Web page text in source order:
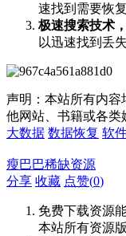
速找到需要恢
极速搜索技术
以迅速找到丢
声明：本站所有内容
他网站、书籍或各类
大数据 数据恢复 软
瘦巴巴稀缺资源
分享 收藏 点赞(0)
免费下载资源
本站所有资源